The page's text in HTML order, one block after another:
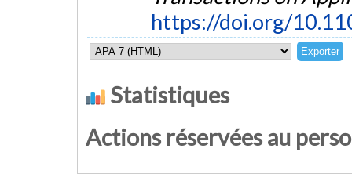
https://doi.org/
Statistiques
Actions réservées au